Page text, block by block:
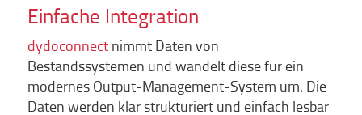
Einfache Integration
dydoconnectnimmt Daten von
Bestandssystemen und wandelt diese für ein
modernes Output-Management-System um. Die
Daten werden klar strukturiert und einfach lesbar